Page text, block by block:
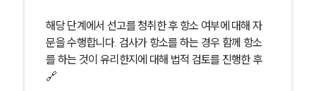
해당 단계에서 선고를 청취한 후 항소 여부에 대해 자
문을 수행합니다. 검사가 항소를 하는 경우 함께 항소
를 하는 것이 유리한지에 대해 법적 검토를 진행한 후
🔗